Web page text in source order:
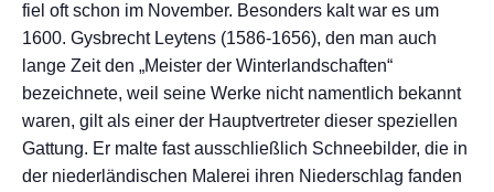
fiel oft schon im November. Besonders kalt war es um
1600. Gysbrecht Leytens (1586-1656), den man auch
lange Zeit den „Meister der Winterlandschaften“
bezeichnete, weil seine Werke nicht namentlich bekannt
waren, gilt als einer der Hauptvertreter dieser speziellen
Gattung. Er malte fast ausschließlich Schneebilder, die in
der niederländischen Malerei ihren Niederschlag fanden